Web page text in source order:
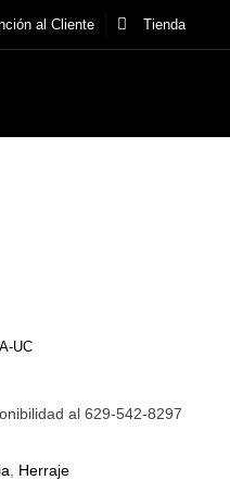
al Cliente Tienda
UC
al 629-542-8297
Herraje